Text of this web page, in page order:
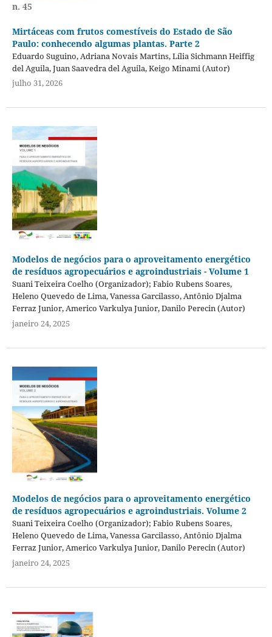
n. 45
Mirtáceas com frutos comestíveis do Estado de São
Paulo: conhecendo algumas plantas. Parte 2
Eduardo Suguino, Adriana Novais Martins, Lília Sichmann Heiffig
del Aguila, Juan Saavedra del Aguila, Keigo Minami (Autor)
julho 31, 2026
Modelos de negócios para o aproveitamento energético
de resíduos agropecuários e agroindustriais - Volume 1
Suani Teixeira Coelho (Organizador); Fabio Rubens Soares,
Heleno Quevedo de Lima, Vanessa Garcilasso, Antônio Djalma
Ferraz Junior, Americo Varkulya Junior, Danilo Perecin (Autor)
janeiro 24, 2025
Modelos de negócios para o aproveitamento energético
de resíduos agropecuários e agroindustriais. Volume 2
Suani Teixeira Coelho (Organizador); Fabio Rubens Soares,
Heleno Quevedo de Lima, Vanessa Garcilasso, Antônio Djalma
Ferraz Junior, Americo Varkulya Junior, Danilo Perecin (Autor)
janeiro 24, 2025